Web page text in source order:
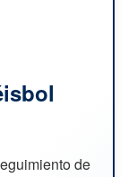
de